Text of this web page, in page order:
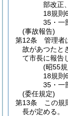
部改正
18規則
35・一
(事故報告)
第12条
管理者
故があつたと
て市長に報告
(昭55
18規則
35・一
(委任規定)
第13条
この規
長が定める。